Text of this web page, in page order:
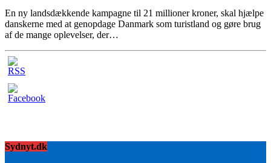
En ny landsdækkende kampagne til 21 millioner kroner, skal hjælpe
danskerne med at genopdage Danmark som turistland og gøre brug
af de mange oplevelser, der…
Sydnyt.dk